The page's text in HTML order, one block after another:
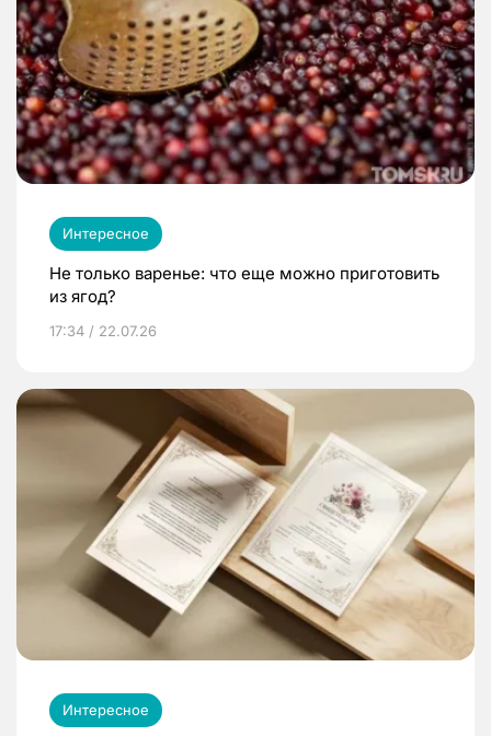
Интересное
Не только варенье: что еще можно приготовить
из ягод?
17:34 / 22.07.26
Интересное